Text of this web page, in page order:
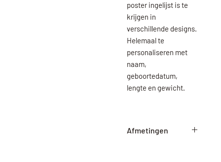
poster ingelijst is te
krijgen in
verschillende designs.
Helemaal te
personaliseren met
naam,
geboortedatum,
lengte en gewicht.
Afmetingen